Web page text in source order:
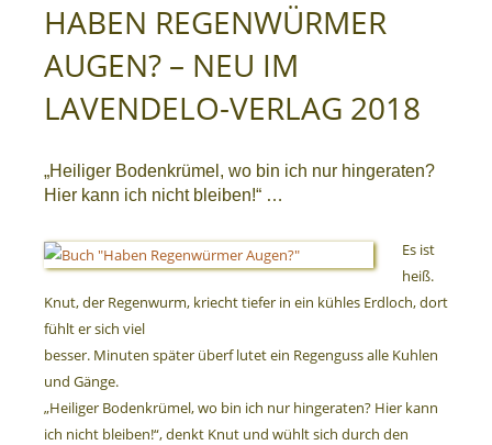
HABEN REGENWÜRMER
AUGEN? – NEU IM
LAVENDELO-VERLAG 2018
„Heiliger Bodenkrümel, wo bin ich nur hingeraten?
Hier kann ich nicht bleiben!“ …
Es ist
heiß.
Knut, der Regenwurm, kriecht tiefer in ein kühles Erdloch, dort
fühlt er sich viel
besser. Minuten später überf lutet ein Regenguss alle Kuhlen
und Gänge.
„Heiliger Bodenkrümel, wo bin ich nur hingeraten? Hier kann
ich nicht bleiben!“, denkt Knut und wühlt sich durch den